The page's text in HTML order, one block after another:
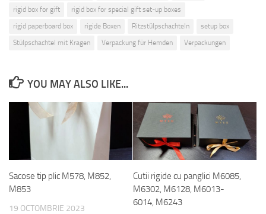
rigid box for gift
rigid box for special gift set-up boxes
rigid paperboard box
rigide Boxen Ritzstülpschachteln
setup box
Stülpschachtel mit Kragen
Verpackung für Hemden Verpackungen
YOU MAY ALSO LIKE...
Sacose tip plic M578, M852,
M853
19 OCTOMBRIE 2023
Cutii rigide cu panglici M6085,
M6302, M6128, M6013-
6014, M6243